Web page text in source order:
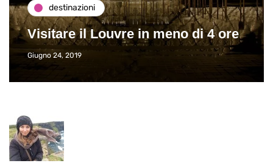
destinazioni
Visitare il Louvre in meno di 4 ore
Giugno 24, 2019